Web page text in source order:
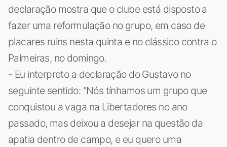
declaração mostra que o clube está disposto a
fazer uma reformulação no grupo, em caso de
placares ruins nesta quinta e no clássico contra o
Palmeiras, no domingo.
- Eu interpreto a declaração do Gustavo no
seguinte sentido: "Nós tínhamos um grupo que
conquistou a vaga na Libertadores no ano
passado, mas deixou a desejar na questão da
apatia dentro de campo, e eu quero uma